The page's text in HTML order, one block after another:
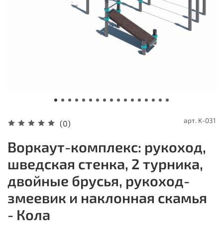
(0) арт. K-031
Воркаут-комплекс: рукоход,
шведская стенка, 2 турника,
двойные брусья, рукоход-
змеевик и наклонная скамья
- Кола